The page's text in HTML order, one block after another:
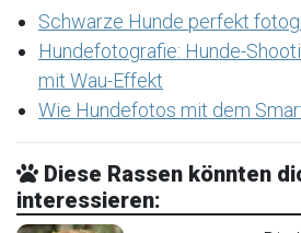
Schwarze Hunde perfekt
Hundefotografie: Hunde-
mit Wau-Effekt
Wie Hundefotos mit dem
Diese Rassen könnten
interessieren: